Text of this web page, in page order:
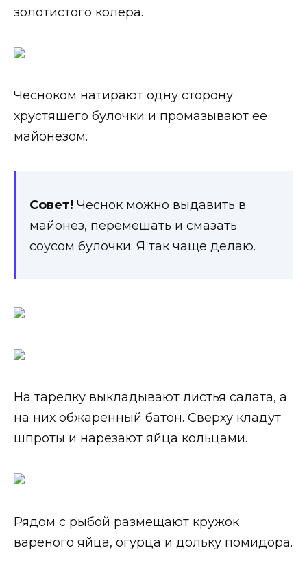
золотистого колера.
Чесноком натирают одну сторону
хрустящего булочки и промазывают ее
майонезом.
Совет! Чеснок можно выдавить в
майонез, перемешать и смазать
соусом булочки. Я так чаще делаю.
На тарелку выкладывают листья салата, а
на них обжаренный батон. Сверху кладут
шпроты и нарезают яйца кольцами.
Рядом с рыбой размещают кружок
вареного яйца, огурца и дольку помидора.